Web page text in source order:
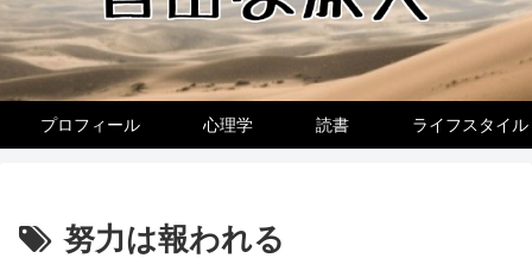
プロフィール 心理学 読書 ライフスタイル
努力は報われる